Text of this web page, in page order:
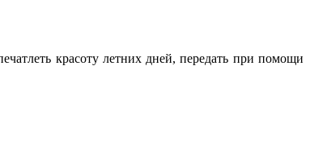
красоту летних дней, передать при помощи